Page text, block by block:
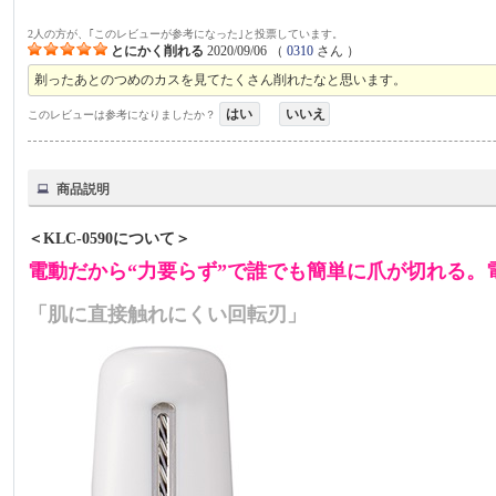
2人の方が、｢このレビューが参考になった｣と投票しています。
とにかく削れる 2020/09/06 （0310 さん ）
剃ったあとのつめのカスを見てたくさん削れたなと思います。
このレビューは参考になりましたか？ はい いいえ
商品説明
＜KLC-0590について＞
電動だから“力要らず”で誰でも簡単に爪が切れる。
「肌に直接触れにくい回転刃」